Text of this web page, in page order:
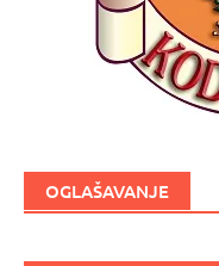
OGLAŠAVANJE